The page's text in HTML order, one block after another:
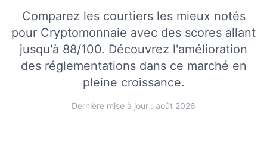
Comparez les courtiers les mieux notés
pour Cryptomonnaie avec des scores allant
jusqu'à 88/100. Découvrez l'amélioration
des réglementations dans ce marché en
pleine croissance.
Dernière mise à jour : août 2026